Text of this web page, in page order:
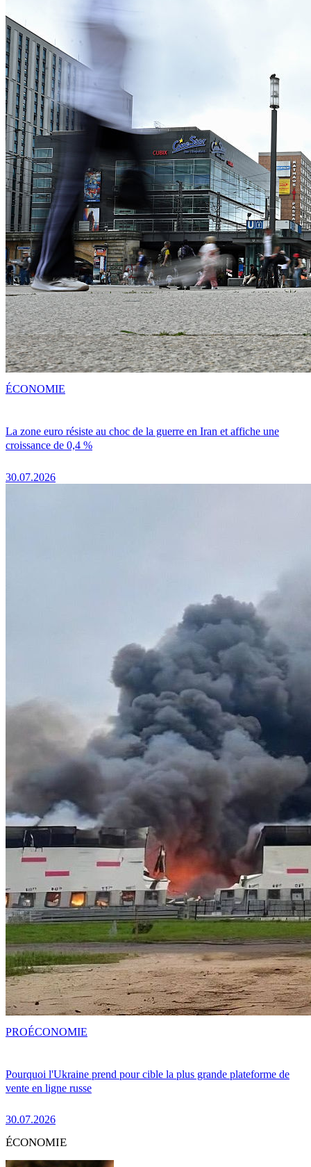
La zone euro résiste au choc de la guerre en Iran et affiche une
croissance de 0,4 %
30.07.2026
ÉCONOMIE
Pourquoi l'Ukraine prend pour cible la plus grande plateforme de
vente en ligne russe
30.07.2026
PROÉCONOMIE
ÉCONOMIE